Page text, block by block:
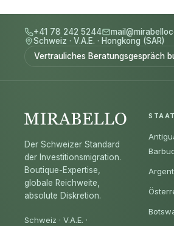
+41 78 242 5244
Schweiz · V.A.E. · Hongkong (SAR)
Vertrauliches Beratungsgespräch
Der Schweizer Standard
der Investitionsmigration.
Boutique-Expertise,
globale Reichweite,
absolute Diskretion.
Schweiz · V.A.E. ·